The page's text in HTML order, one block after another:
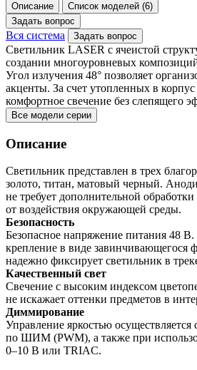
Описание
Список моделей (6)
Задать вопрос
Вся система Задать вопрос
Светильник LASER с ячеистой
создании многоуровневых
Угол излучения 48° позволяет
акценты. За счет утопленных в корпус
комфортное свечение без слепящего
Все модели серии
Описание
Светильник представлен в трех
золото, титан, матовый черный.
не требует дополнительной
от воздействия окружающей среды.
Безопасность
Безопасное напряжение питания 48
крепление в виде завинчивающегося
надежно фиксирует светильник в
Качественный свет
Свечение с высоким индексом
не искажает оттенки предметов в
Диммирование
Управление яркостью
по ШИМ (PWM), а также при
0–10 В или TRIAC.